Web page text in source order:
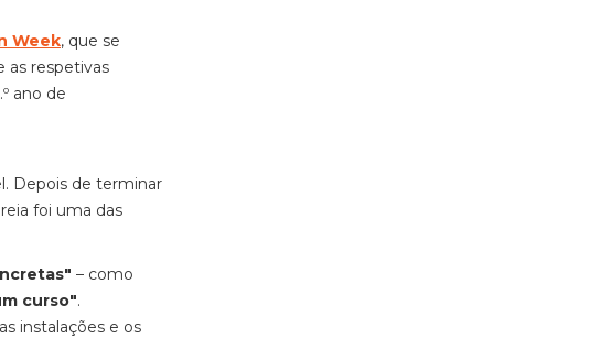
Week, que se
as respetivas
ano de
Depois de terminar
foi uma das
– como
curso".
instalações e os